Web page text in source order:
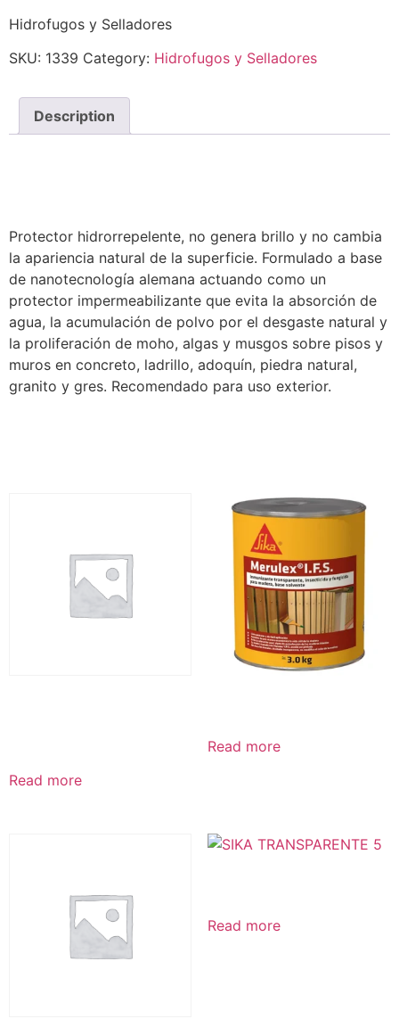
Hidrofugos y Selladores
SKU: 1339 Category: Hidrofugos y Selladores
Description
Protector hidrorrepelente, no genera brillo y no cambia
la apariencia natural de la superficie. Formulado a base
de nanotecnología alemana actuando como un
protector impermeabilizante que evita la absorción de
agua, la acumulación de polvo por el desgaste natural y
la proliferación de moho, algas y musgos sobre pisos y
muros en concreto, ladrillo, adoquín, piedra natural,
granito y gres. Recomendado para uso exterior.
Read more
Read more
Read more